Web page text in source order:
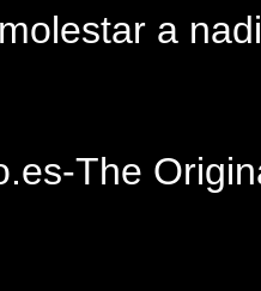
a
The